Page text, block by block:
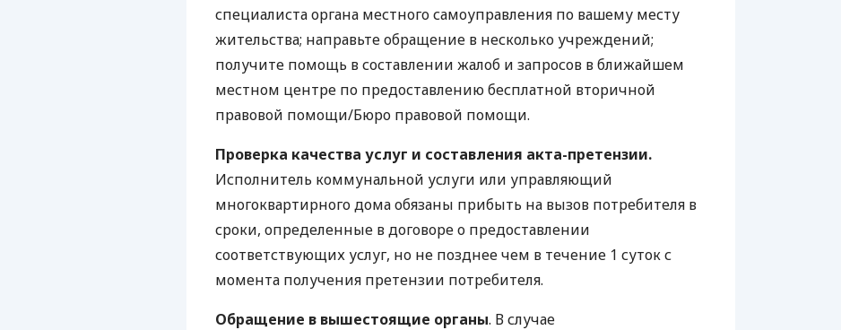
специалиста органа местного самоуправления по вашему месту
жительства; направьте обращение в несколько учреждений;
получите помощь в составлении жалоб и запросов в ближайшем
местном центре по предоставлению бесплатной вторичной
правовой помощи/Бюро правовой помощи.
Проверка качества услуг и составления акта-претензии.
Исполнитель коммунальной услуги или управляющий
многоквартирного дома обязаны прибыть на вызов потребителя в
сроки, определенные в договоре о предоставлении
соответствующих услуг, но не позднее чем в течение 1 суток с
момента получения претензии потребителя.
Обращение в вышестоящие органы. В случае